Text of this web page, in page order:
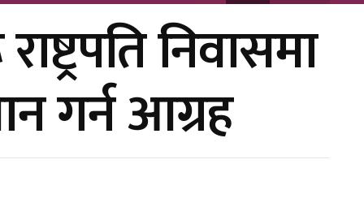
निवासमा
गर्न आग्रह